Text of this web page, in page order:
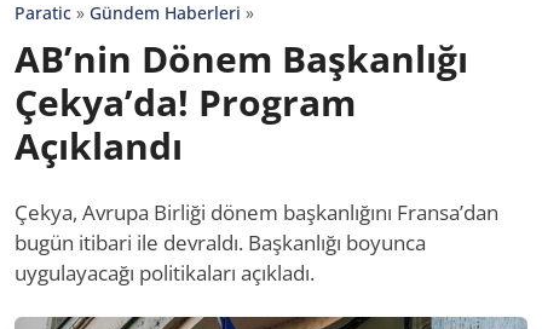
Paratic » Gündem Haberleri »
AB’nin Dönem Başkanlığı
Çekya’da! Program
Açıklandı
Çekya, Avrupa Birliği dönem başkanlığını Fransa’dan
bugün itibari ile devraldı. Başkanlığı boyunca
uygulayacağı politikaları açıkladı.